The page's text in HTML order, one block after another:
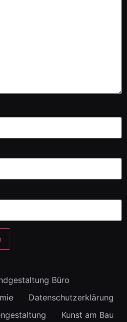
Büro
Datenschutzerklärung
Kunst am Bau